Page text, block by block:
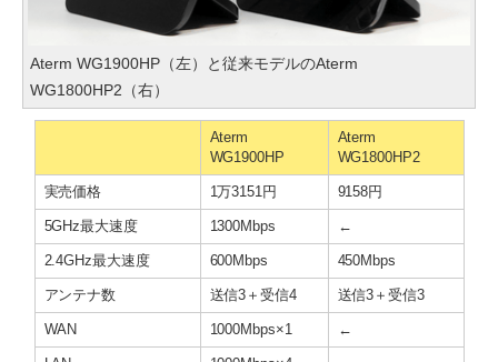
Aterm WG1900HP（左）と従来モデルのAterm
WG1800HP2（右）
Aterm
WG1900HP
Aterm
WG1800HP2
実売価格 1万3151円 9158円
5GHz最大速度 1300Mbps ←
2.4GHz最大速度 600Mbps 450Mbps
アンテナ数 送信3＋受信4 送信3＋受信3
WAN 1000Mbps×1 ←